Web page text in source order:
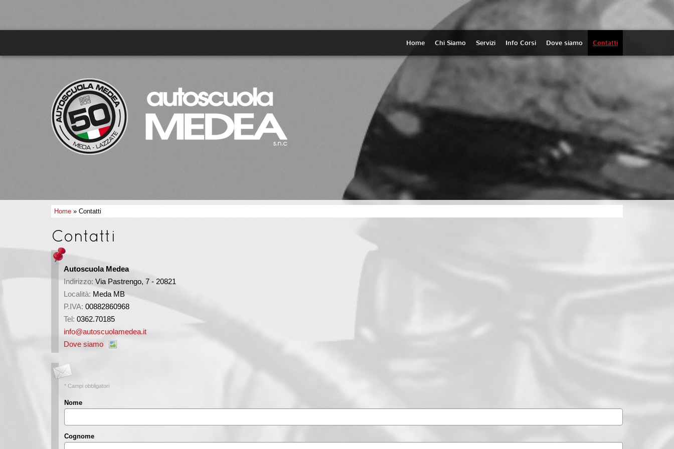
Home Chi Siamo Servizi Info Corsi Dove siamo Contatti
Home » Contatti
Contatti
Autoscuola Medea
Indirizzo: Via Pastrengo, 7 - 20821
Località: Meda MB
P.IVA: 00882860968
Tel: 0362.70185
info@autoscuolamedea.it
Dove siamo
* Campi obbligatori
Nome
Cognome